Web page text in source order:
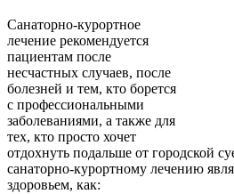
Санаторно-курортное
лечение рекомендуется
пациентам после
несчастных случаев, после
болезней и тем, кто борется
с профессиональными
заболеваниями, а также для
тех, кто просто хочет
отдохнуть подальше от городской
санаторно-курортному лечению
здоровьем, как: